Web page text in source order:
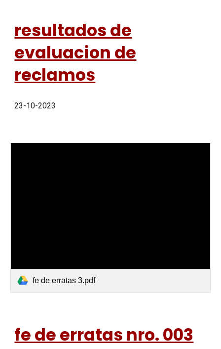
resultados de
evaluacion de
reclamos
23-10-2023
fe de erratas 3.pdf
fe de erratas nro. 003